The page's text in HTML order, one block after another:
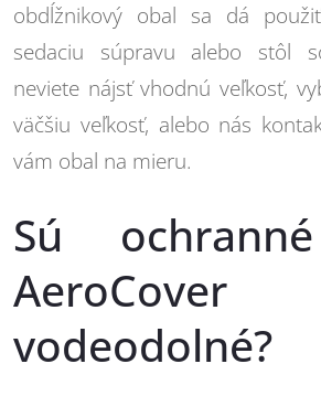
obdĺžnikový obal sa dá
sedaciu súpravu alebo stôl
neviete nájsť vhodnú veľkosť,
väčšiu veľkosť, alebo nás
vám obal na mieru.
Sú
AeroCover
vodeodolné?